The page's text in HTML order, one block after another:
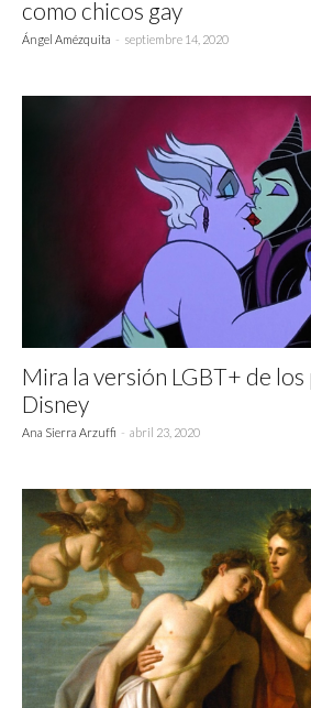
como chicos gay
Ángel Amézquita - septiembre 14, 2020
Mira la versión LGBT+ de
Disney
Ana Sierra Arzuffi - abril 23, 2020